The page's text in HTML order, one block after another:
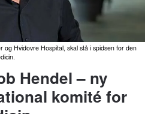
og Hvidovre Hospital, skal stå i spidsen for den
Hendel – ny
komité for